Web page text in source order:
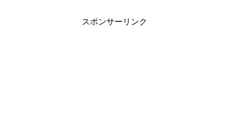
スポンサーリンク